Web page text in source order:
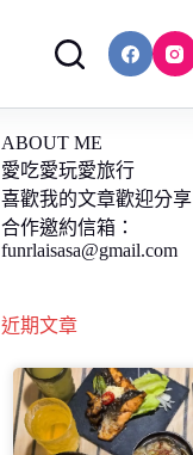
ABOUT ME
愛吃愛玩愛旅行
喜歡我的文章歡迎分享
合作邀約信箱：
funrlaisasa@gmail.com
近期文章